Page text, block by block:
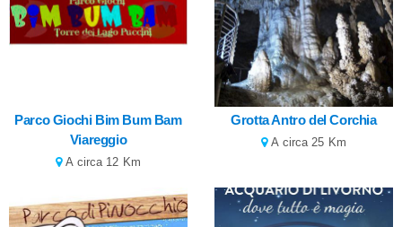
Parco Giochi Bim Bum Bam
Viareggio
A circa 12 Km
Grotta Antro del Corchia
A circa 25 Km